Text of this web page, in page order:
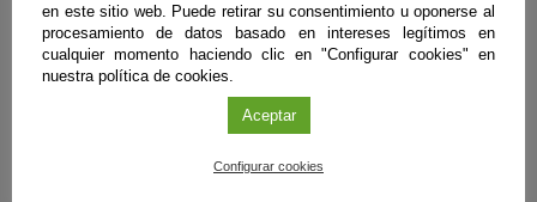
PRÓXIMOS EVENTOS
en este sitio web. Puede retirar su consentimiento u oponerse al
procesamiento de datos basado en intereses legítimos en
cualquier momento haciendo clic en "Configurar cookies" en
nuestra política de cookies.
Aceptar
Configurar cookies